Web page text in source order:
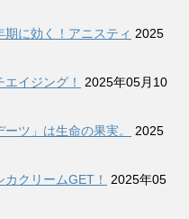
期に効く！アニスティ 2025
イジング！
2025年05月10
ツ」は生命の果実。
2025
クリームGET！
2025年05